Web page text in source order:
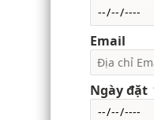
Email
Ngày đặt